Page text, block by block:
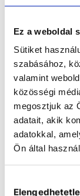
Ez a weboldal
Sütiket
szabásához,
valamint
közösségi
megosztjuk az
adatait, akik
adatokkal,
Ön által